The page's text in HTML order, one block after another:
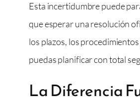
Esta incertidumbre puede
que esperar una resolución
los plazos, los
puedas planificar con total
La Diferencia